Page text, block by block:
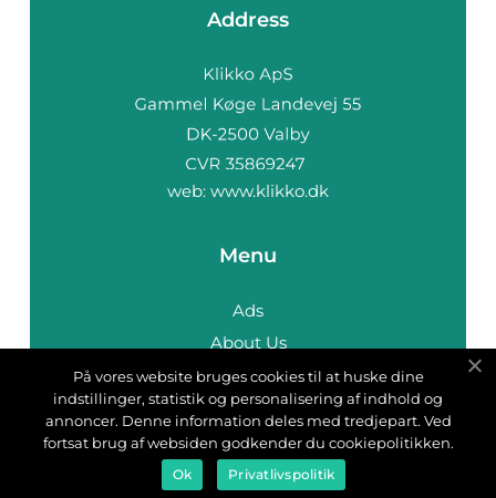
Address
web: www.klikko.dk
Menu
Ads
About Us
Cookies
Contact
Sitemap
På vores website bruges cookies til at huske dine
indstillinger, statistik og personalisering af indhold og
annoncer. Denne information deles med tredjepart. Ved
fortsat brug af websiden godkender du cookiepolitikken.
Ok Privatlivspolitik